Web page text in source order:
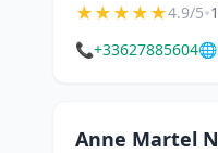
★★★★★4.9/5•
📞+33627885604🌐
Anne Martel